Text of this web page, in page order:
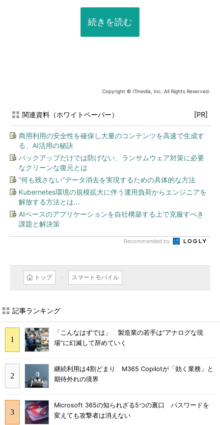
続きを読む
Copyright © ITmedia, Inc. All Rights Reserved.
関連資料（ホワイトペーパー） [PR]
商用利用の安全性を確保し大量のコンテンツを高速で生成す
る、AI活用の秘訣
バックアップだけでは防げない、ランサムウェア対策に必要
なクリーンな復元とは
“何も残さない”データ消去を実現するための具体的な方法
Kubernetes環境の規模拡大に伴う運用負荷からエンジニアを
解放する方法とは...
AIベースのアプリケーションを自社構築する上で克服すべき
課題と解決策
Recommended by
トップ スマートモバイル
記事ランキング
「こんなはずでは」 製造業の若手は“アナログな現
場”に幻滅して辞めていく
継続利用は4割どまり M365 Copilotが「効く業務」と
期待外れの境界
Microsoft 365の知られざる5つの裏口 パスワードを
変えても攻撃者は消えない